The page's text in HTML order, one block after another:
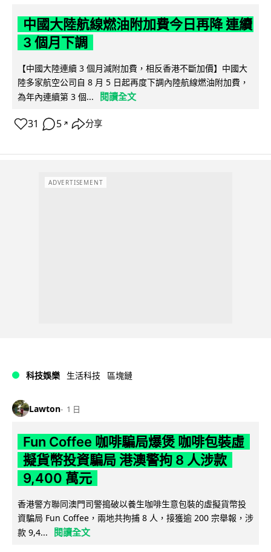
中國大陸航線燃油附加費今日再降 連續
3 個月下調
【中國大陸連續 3 個月減附加費，相反香港不斷加價】中國大
陸多家航空公司自 8 月 5 日起再度下調內陸航線燃油附加費，
為年內連續第 3 個...
閱讀全文
31 5 ↗ 分享
ADVERTISEMENT
科技娛樂 生活科技 區塊鏈
Lawton 1 日
Fun Coffee 咖啡騙局爆煲 咖啡包裝虛
擬貨幣投資騙局 港澳警拘 8 人涉款
9,400 萬元
香港警方聯同澳門司警搗破以養生咖啡生意包裝的虛擬貨幣投
資騙局 Fun Coffee，兩地共拘捕 8 人，接獲逾 200 宗舉報，涉
款 9,4...
閱讀全文